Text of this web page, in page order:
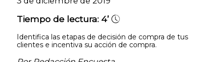
Tiempo de lectura: 4’
Identifica las etapas de decisión de compra de tus
clientes e incentiva su acción de compra.